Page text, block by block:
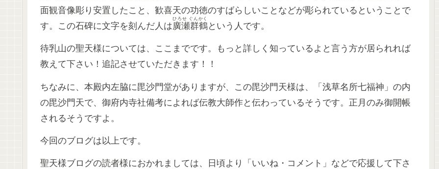
面観音像彫り安置したこと、歓喜天の功徳のすばらしいことなどが彫られているということで
す。この石碑に文字を刻んだ人は廣瀬群鶴
ひろせ ぐんかく
という人です。
待乳山の聖天様については、ここまでです。もっと詳しく知っているよと言う方が居られれば
教えて下さい！追記させていただきます！！
ちなみに、本殿内左脇に毘沙門堂がありますが、この毘沙門天様は、「浅草名所七福神」の内
の毘沙門天で、御府内寺社備考によれば伝教大師作と伝わっているそうです。正月のみ御開帳
されるそうですよ。
今回のブログは以上です。
聖天様ブログの読者様におかれましては、日頃より「いいね・コメント」などで応援して下さ